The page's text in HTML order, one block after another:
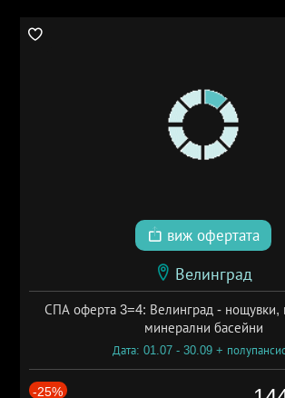
виж офертата
Велинград
СПА оферта 3=4: Велинград - нощувки,
минерални басейни
Дата: 01.07 - 30.09 +
-25%